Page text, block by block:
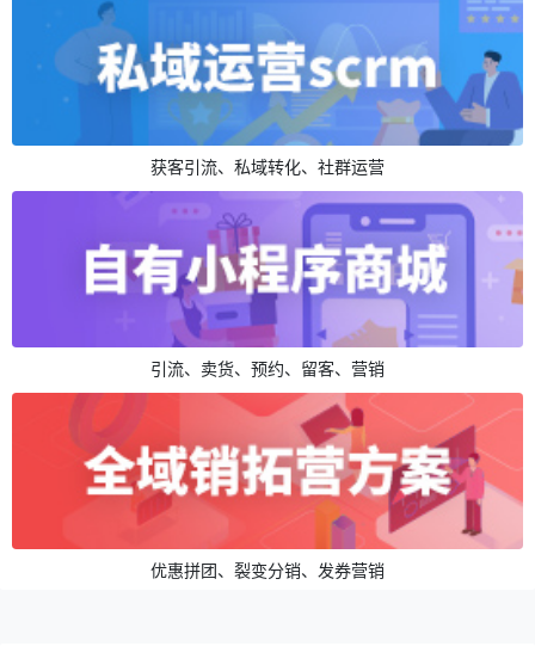
获客引流、私域转化、社群运营
引流、卖货、预约、留客、营销
优惠拼团、裂变分销、发券营销